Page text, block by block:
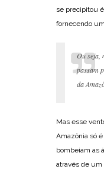
se precipitou é
fornecendo
Ou seja,
passam
da
Mas esse
Amazônia só
bombeiam as
através de